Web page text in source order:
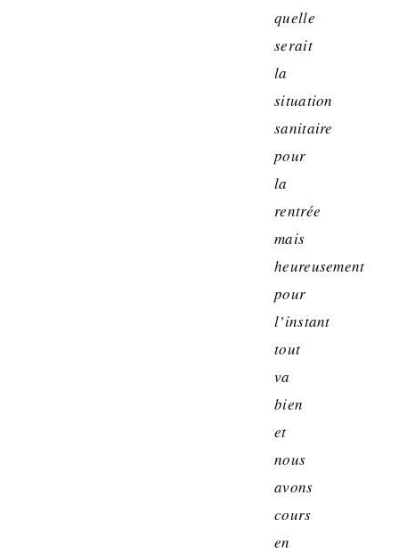
quelle
serait
la
situation
sanitaire
pour
la
rentrée
mais
heureusement
pour
l’instant
tout
va
bien
et
nous
avons
cours
en